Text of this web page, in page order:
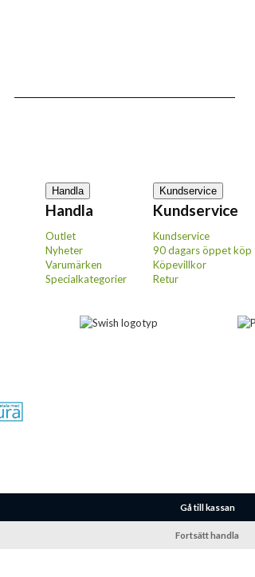
Handla
Handla
Outlet
Nyheter
Varumärken
Specialkategorier
Kundservice
Kundservice
Kundservice
90 dagars öppet köp
Köpevillkor
Retur
Gå till kassan
Fortsätt handla